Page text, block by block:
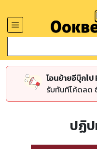
โอนย้ายอีบุ๊กไ
รับทันทีโค้ดลด
ปฏิ